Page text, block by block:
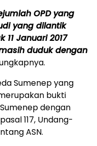
OPD yang
yang dilantik
Januari 2017
duduk dengan
Sumenep yang
bukti
dengan
117, Undang-
ASN.